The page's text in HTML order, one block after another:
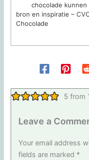
chocolade
bron en inspiratie –
Chocolade
5 from
Leave a
Your email address
fields are marked *